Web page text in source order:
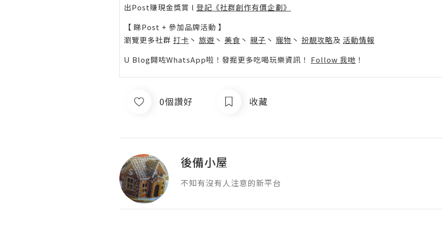
出Post賺現金獎賞 l 登記《社群創作有價企劃》
【 睇Post + 參加品牌活動 】
瀏覽更多社群 打卡 丶 旅遊 丶 美食 丶 親子 丶 寵物 丶 扮靚攻略及 活動情報
U Blog開咗WhatsApp啦！發掘更多吃喝玩樂資訊！ Follow 我哋 ！
0個讚好 收藏
後備小屋
不知有沒有人注意的新平台